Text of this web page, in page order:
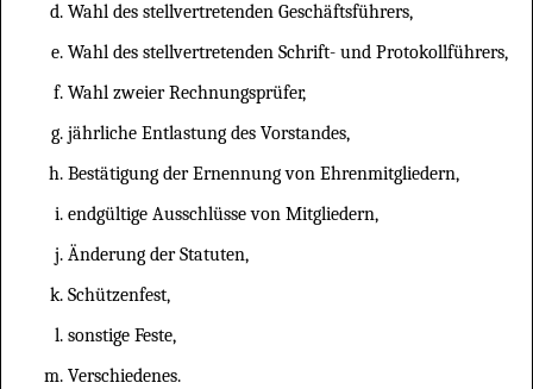
Wahl des stellvertretenden Geschäftsführers,
Wahl des stellvertretenden Schrift- und Protokollführers,
Wahl zweier Rechnungsprüfer,
jährliche Entlastung des Vorstandes,
Bestätigung der Ernennung von Ehrenmitgliedern,
endgültige Ausschlüsse von Mitgliedern,
Änderung der Statuten,
Schützenfest,
sonstige Feste,
Verschiedenes.